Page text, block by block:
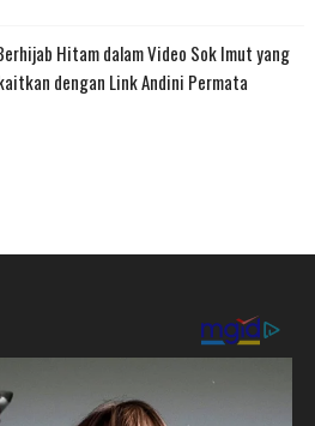
Hitam dalam Video Sok Imut yang
dengan Link Andini Permata